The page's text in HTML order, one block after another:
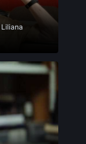
Liliana